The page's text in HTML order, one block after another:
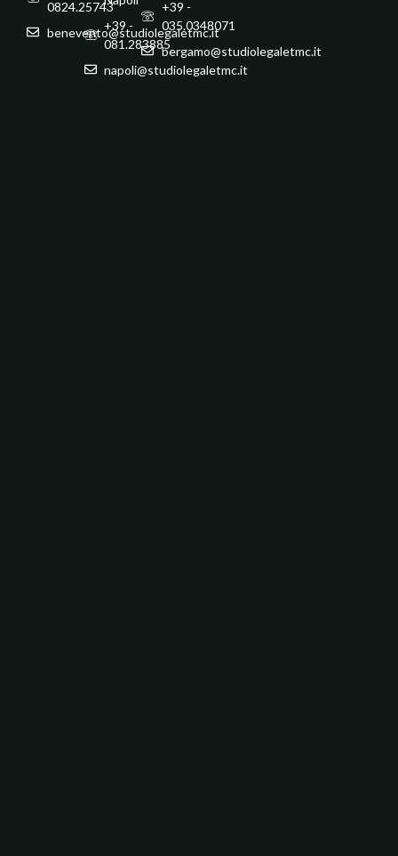
0824.25743
benevento@studiolegaletmc.it
+39 -
081.283885
napoli@studiolegaletmc.it
+39 -
035.0348071
bergamo@studiolegaletmc.it